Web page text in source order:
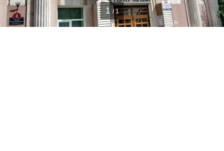
1 / 1